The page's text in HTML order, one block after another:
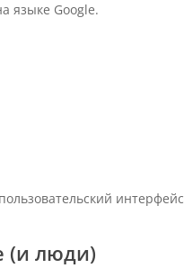
языке Google.
интерфейс
(и люди)